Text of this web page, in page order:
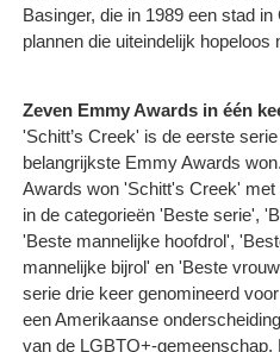
Basinger, die in 1989 een stad
plannen die uiteindelijk hopeloos
Zeven Emmy Awards in één
'Schitt’s Creek' is de eerste
belangrijkste Emmy Awards
Awards won 'Schitt's Creek'
in de categorieën 'Beste serie',
'Beste mannelijke hoofdrol',
mannelijke bijrol' en 'Beste
serie drie keer genomineerd
een Amerikaanse
van de LGBTQ+-gemeenschap.